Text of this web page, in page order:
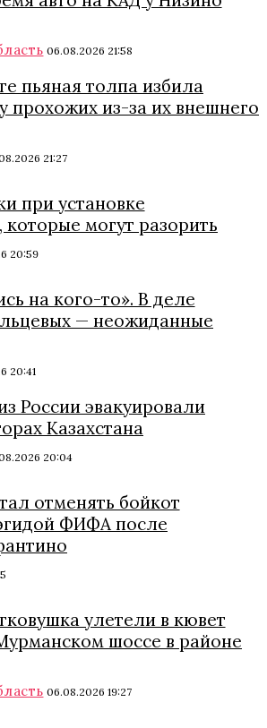
06.08.2026 21:58
пьяная толпа избила
прохожих из-за их внешнего
21:27
при установке
могут разорить
20:59
на кого-то». В деле
— неожиданные
20:41
России эвакуировали
Казахстана
20:04
отменять бойкот
ФИФА после
улетели в кювет
шоссе в районе
06.08.2026 19:27